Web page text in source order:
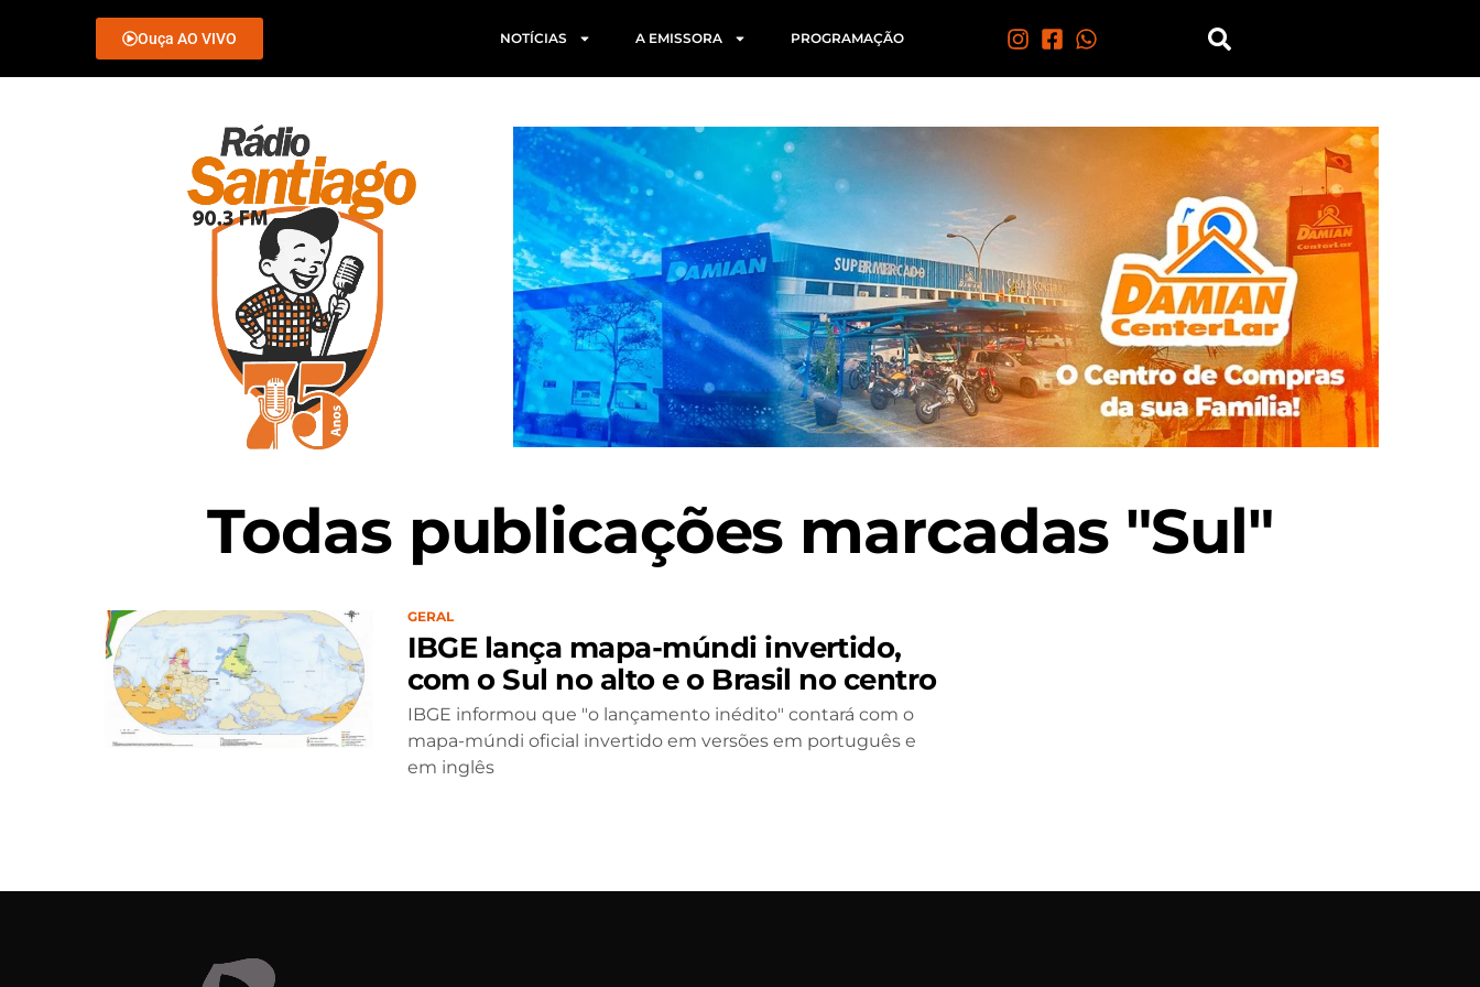
Ouça AO VIVO NOTÍCIAS A EMISSORA PROGRAMAÇÃO
Todas publicações marcadas "Sul"
GERAL
IBGE lança mapa-múndi invertido,
com o Sul no alto e o Brasil no centro
IBGE informou que "o lançamento inédito" contará com o
mapa-múndi oficial invertido em versões em português e
em inglês